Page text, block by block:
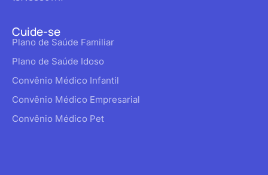
Cuide-se
Plano de Saúde Familiar
Plano de Saúde Idoso
Convênio Médico Infantil
Convênio Médico Empresarial
Convênio Médico Pet